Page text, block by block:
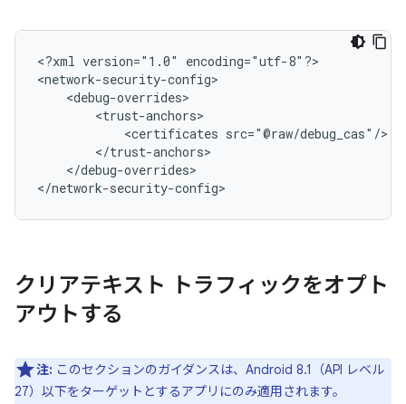
<?xml version="1.0"
encoding="utf-8"?>
<certificates
</debug-overrides>
</network-security-config>
クリアテキスト トラフィックをオプト
アウトする
注: このセクションのガイダンスは、Android 8.1（API レベル
27）以下をターゲットとするアプリにのみ適用されます。